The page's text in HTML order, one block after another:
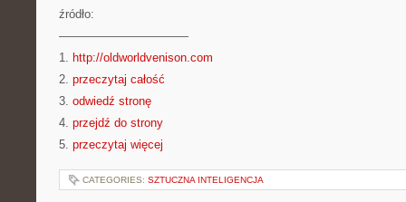
źródło:
———————————
1. http://oldworldvenison.com
2. przeczytaj całość
3. odwiedź stronę
4. przejdź do strony
5. przeczytaj więcej
CATEGORIES: SZTUCZNA INTELIGENCJA